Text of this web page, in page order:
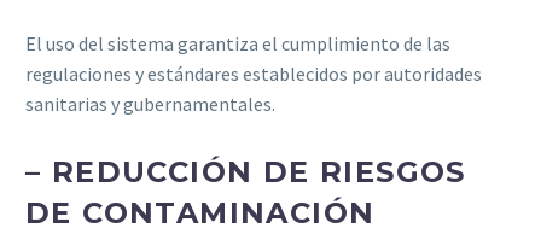
El uso del sistema garantiza el cumplimiento de las
regulaciones y estándares establecidos por autoridades
sanitarias y gubernamentales.
– REDUCCIÓN DE RIESGOS
DE CONTAMINACIÓN